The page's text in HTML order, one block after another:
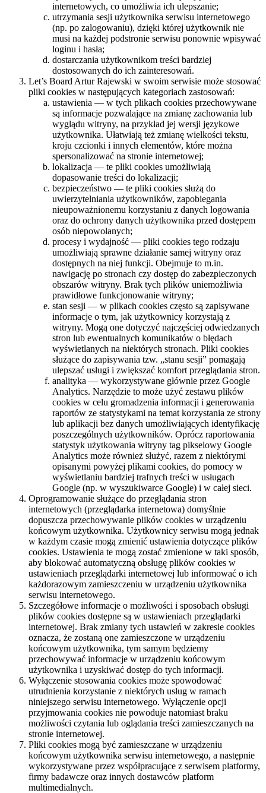
internetowych, co umożliwia ich ulepszanie;
utrzymania sesji użytkownika serwisu internetowego
(np. po zalogowaniu), dzięki której użytkownik nie
musi na każdej podstronie serwisu ponownie wpisywać
loginu i hasła;
dostarczania użytkownikom treści bardziej
dostosowanych do ich zainteresowań.
Let’s Board Artur Rajewski w swoim serwisie może stosować
pliki cookies w następujących kategoriach zastosowań:
ustawienia — w tych plikach cookies przechowywane
są informacje pozwalające na zmianę zachowania lub
wyglądu witryny, na przykład jej wersji językowe
użytkownika. Ułatwiają też zmianę wielkości tekstu,
kroju czcionki i innych elementów, które można
spersonalizować na stronie internetowej;
lokalizacja — te pliki cookies umożliwiają
dopasowanie treści do lokalizacji;
bezpieczeństwo — te pliki cookies służą do
uwierzytelniania użytkowników, zapobiegania
nieupoważnionemu korzystaniu z danych logowania
oraz do ochrony danych użytkownika przed dostępem
osób niepowołanych;
procesy i wydajność — pliki cookies tego rodzaju
umożliwiają sprawne działanie samej witryny oraz
dostępnych na niej funkcji. Obejmuje to m.in.
nawigację po stronach czy dostęp do zabezpieczonych
obszarów witryny. Brak tych plików uniemożliwia
prawidłowe funkcjonowanie witryny;
stan sesji — w plikach cookies często są zapisywane
informacje o tym, jak użytkownicy korzystają z
witryny. Mogą one dotyczyć najczęściej odwiedzanych
stron lub ewentualnych komunikatów o błędach
wyświetlanych na niektórych stronach. Pliki cookies
służące do zapisywania tzw. „stanu sesji” pomagają
ulepszać usługi i zwiększać komfort przeglądania stron.
analityka — wykorzystywane głównie przez Google
Analytics. Narzędzie to może użyć zestawu plików
cookies w celu gromadzenia informacji i generowania
raportów ze statystykami na temat korzystania ze strony
lub aplikacji bez danych umożliwiających identyfikację
poszczególnych użytkowników. Oprócz raportowania
statystyk użytkowania witryny tag pikselowy Google
Analytics może również służyć, razem z niektórymi
opisanymi powyżej plikami cookies, do pomocy w
wyświetlaniu bardziej trafnych treści w usługach
Google (np. w wyszukiwarce Google) i w całej sieci.
Oprogramowanie służące do przeglądania stron
internetowych (przeglądarka internetowa) domyślnie
dopuszcza przechowywanie plików cookies w urządzeniu
końcowym użytkownika. Użytkownicy serwisu mogą jednak
w każdym czasie mogą zmienić ustawienia dotyczące plików
cookies. Ustawienia te mogą zostać zmienione w taki sposób,
aby blokować automatyczną obsługę plików cookies w
ustawieniach przeglądarki internetowej lub informować o ich
każdorazowym zamieszczeniu w urządzeniu użytkownika
serwisu internetowego.
Szczegółowe informacje o możliwości i sposobach obsługi
plików cookies dostępne są w ustawieniach przeglądarki
internetowej. Brak zmiany tych ustawień w zakresie cookies
oznacza, że zostaną one zamieszczone w urządzeniu
końcowym użytkownika, tym samym będziemy
przechowywać informacje w urządzeniu końcowym
użytkownika i uzyskiwać dostęp do tych informacji.
Wyłączenie stosowania cookies może spowodować
utrudnienia korzystanie z niektórych usług w ramach
niniejszego serwisu internetowego. Wyłączenie opcji
przyjmowania cookies nie powoduje natomiast braku
możliwości czytania lub oglądania treści zamieszczanych na
stronie internetowej.
Pliki cookies mogą być zamieszczane w urządzeniu
końcowym użytkownika serwisu internetowego, a następnie
wykorzystywane przez współpracujące z serwisem platformy,
firmy badawcze oraz innych dostawców platform
multimedialnych.